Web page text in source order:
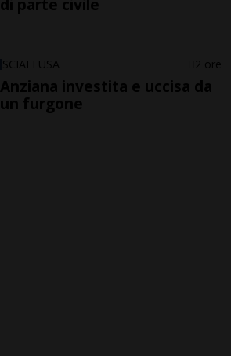
di parte civile
SCIAFFUSA 2 ore
Anziana investita e uccisa da
un furgone